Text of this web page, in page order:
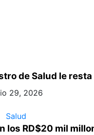
de Salud le
29, 2026
Salud
los RD$20 mil